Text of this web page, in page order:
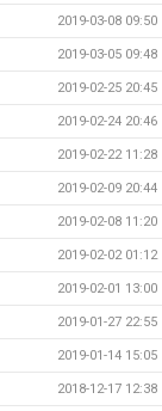
2019-03-08 09:50
2019-03-05 09:48
2019-02-25 20:45
2019-02-24 20:46
2019-02-22 11:28
2019-02-09 20:44
2019-02-08 11:20
2019-02-02 01:12
2019-02-01 13:00
2019-01-27 22:55
2019-01-14 15:05
2018-12-17 12:38